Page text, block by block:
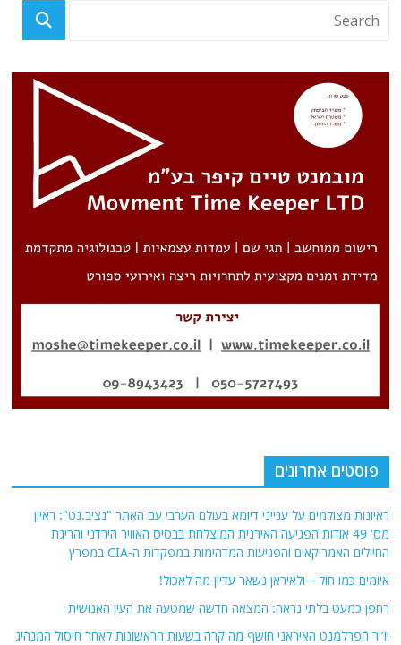
פוסטים אחרונים
ראיונות מצולמים על ענייני דיומא בעולם הערבי עם האתר "נציב.נט": ראיון
מס' 49 אודות הפגיעה האירנית המוצלחת בבסיס האוויר הירדני והריגת
החיילים האמריקאים והפגיעות המדהימות במפקדות ה-CIA במפרץ
איומים כמו חול – ולאיראן נשאר עדיין מה לאכול!
רחפן כמעט בלתי נראה: המצאה חדשה שמטעה את העין האנושית
יו"ר הפרלמנט האיראני חושף מה קרה בשעות הראשונות לאחר חיסול המנהיג